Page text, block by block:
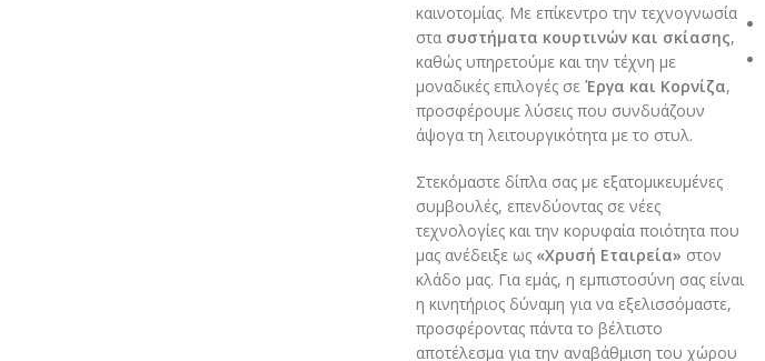
καινοτομίας. Με επίκεντρο την τεχνογνωσία
στα συστήματα κουρτινών και σκίασης,
καθώς υπηρετούμε και την τέχνη με
μοναδικές επιλογές σε Έργα και Κορνίζα,
προσφέρουμε λύσεις που συνδυάζουν
άψογα τη λειτουργικότητα με το στυλ.
Στεκόμαστε δίπλα σας με εξατομικευμένες
συμβουλές, επενδύοντας σε νέες
τεχνολογίες και την κορυφαία ποιότητα που
μας ανέδειξε ως «Χρυσή Εταιρεία» στον
κλάδο μας. Για εμάς, η εμπιστοσύνη σας είναι
η κινητήριος δύναμη για να εξελισσόμαστε,
προσφέροντας πάντα το βέλτιστο
αποτέλεσμα για την αναβάθμιση του χώρου